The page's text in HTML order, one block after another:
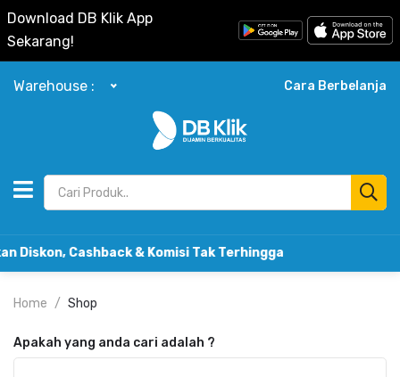
Download DB Klik App
Sekarang!
Warehouse : Cara Berbelanja
Cashback & Komisi Tak Terhingga
Home Shop
Apakah yang anda cari adalah ?